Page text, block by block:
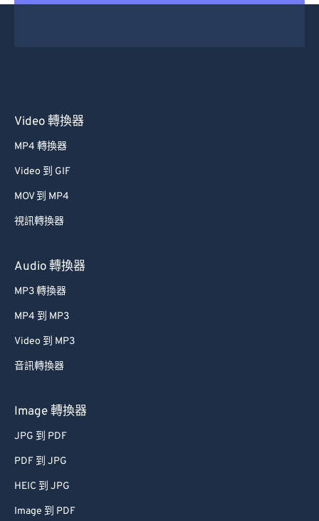
Video 轉換器
MP4 轉換器
Video 到 GIF
MOV 到 MP4
視訊轉換器
Audio 轉換器
MP3 轉換器
MP4 到 MP3
Video 到 MP3
音訊轉換器
Image 轉換器
JPG 到 PDF
PDF 到 JPG
HEIC 到 JPG
Image 到 PDF